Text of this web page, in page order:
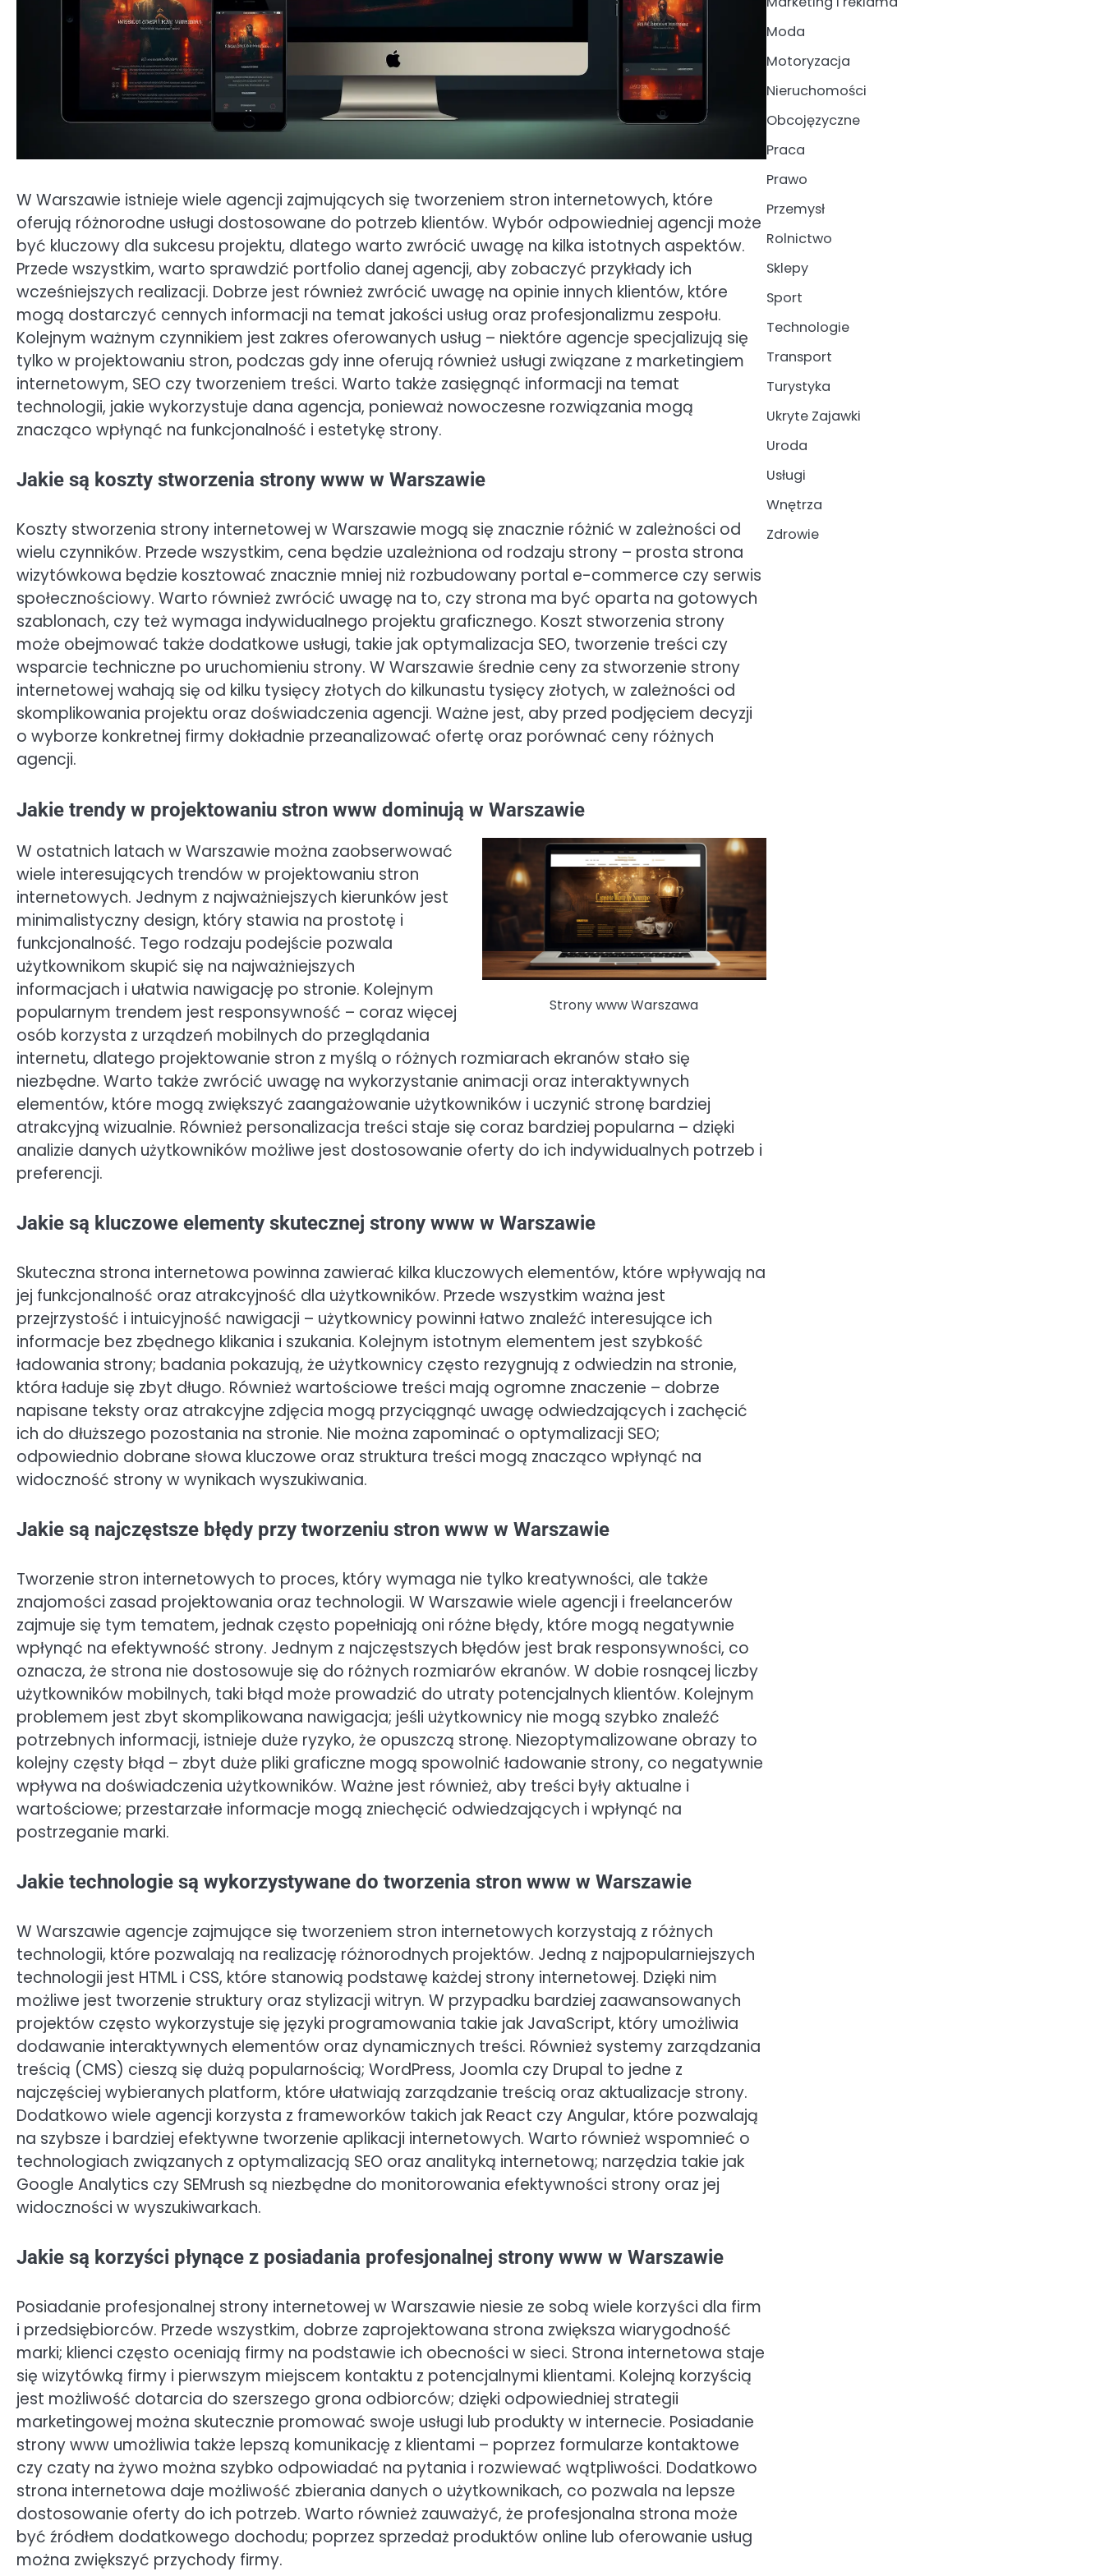
W Warszawie istnieje wiele agencji zajmujących się tworzeniem stron internetowych, które
oferują różnorodne usługi dostosowane do potrzeb klientów. Wybór odpowiedniej agencji może
być kluczowy dla sukcesu projektu, dlatego warto zwrócić uwagę na kilka istotnych aspektów.
Przede wszystkim, warto sprawdzić portfolio danej agencji, aby zobaczyć przykłady ich
wcześniejszych realizacji. Dobrze jest również zwrócić uwagę na opinie innych klientów, które
mogą dostarczyć cennych informacji na temat jakości usług oraz profesjonalizmu zespołu.
Kolejnym ważnym czynnikiem jest zakres oferowanych usług – niektóre agencje specjalizują się
tylko w projektowaniu stron, podczas gdy inne oferują również usługi związane z marketingiem
internetowym, SEO czy tworzeniem treści. Warto także zasięgnąć informacji na temat
technologii, jakie wykorzystuje dana agencja, ponieważ nowoczesne rozwiązania mogą
znacząco wpłynąć na funkcjonalność i estetykę strony.
Jakie są koszty stworzenia strony www w Warszawie
Koszty stworzenia strony internetowej w Warszawie mogą się znacznie różnić w zależności od
wielu czynników. Przede wszystkim, cena będzie uzależniona od rodzaju strony – prosta strona
wizytówkowa będzie kosztować znacznie mniej niż rozbudowany portal e-commerce czy serwis
społecznościowy. Warto również zwrócić uwagę na to, czy strona ma być oparta na gotowych
szablonach, czy też wymaga indywidualnego projektu graficznego. Koszt stworzenia strony
może obejmować także dodatkowe usługi, takie jak optymalizacja SEO, tworzenie treści czy
wsparcie techniczne po uruchomieniu strony. W Warszawie średnie ceny za stworzenie strony
internetowej wahają się od kilku tysięcy złotych do kilkunastu tysięcy złotych, w zależności od
skomplikowania projektu oraz doświadczenia agencji. Ważne jest, aby przed podjęciem decyzji
o wyborze konkretnej firmy dokładnie przeanalizować ofertę oraz porównać ceny różnych
agencji.
Jakie trendy w projektowaniu stron www dominują w Warszawie
Strony www Warszawa
W ostatnich latach w Warszawie można zaobserwować
wiele interesujących trendów w projektowaniu stron
internetowych. Jednym z najważniejszych kierunków jest
minimalistyczny design, który stawia na prostotę i
funkcjonalność. Tego rodzaju podejście pozwala
użytkownikom skupić się na najważniejszych
informacjach i ułatwia nawigację po stronie. Kolejnym
popularnym trendem jest responsywność – coraz więcej
osób korzysta z urządzeń mobilnych do przeglądania
internetu, dlatego projektowanie stron z myślą o różnych rozmiarach ekranów stało się
niezbędne. Warto także zwrócić uwagę na wykorzystanie animacji oraz interaktywnych
elementów, które mogą zwiększyć zaangażowanie użytkowników i uczynić stronę bardziej
atrakcyjną wizualnie. Również personalizacja treści staje się coraz bardziej popularna – dzięki
analizie danych użytkowników możliwe jest dostosowanie oferty do ich indywidualnych potrzeb i
preferencji.
Jakie są kluczowe elementy skutecznej strony www w Warszawie
Skuteczna strona internetowa powinna zawierać kilka kluczowych elementów, które wpływają na
jej funkcjonalność oraz atrakcyjność dla użytkowników. Przede wszystkim ważna jest
przejrzystość i intuicyjność nawigacji – użytkownicy powinni łatwo znaleźć interesujące ich
informacje bez zbędnego klikania i szukania. Kolejnym istotnym elementem jest szybkość
ładowania strony; badania pokazują, że użytkownicy często rezygnują z odwiedzin na stronie,
która ładuje się zbyt długo. Również wartościowe treści mają ogromne znaczenie – dobrze
napisane teksty oraz atrakcyjne zdjęcia mogą przyciągnąć uwagę odwiedzających i zachęcić
ich do dłuższego pozostania na stronie. Nie można zapominać o optymalizacji SEO;
odpowiednio dobrane słowa kluczowe oraz struktura treści mogą znacząco wpłynąć na
widoczność strony w wynikach wyszukiwania.
Jakie są najczęstsze błędy przy tworzeniu stron www w Warszawie
Tworzenie stron internetowych to proces, który wymaga nie tylko kreatywności, ale także
znajomości zasad projektowania oraz technologii. W Warszawie wiele agencji i freelancerów
zajmuje się tym tematem, jednak często popełniają oni różne błędy, które mogą negatywnie
wpłynąć na efektywność strony. Jednym z najczęstszych błędów jest brak responsywności, co
oznacza, że strona nie dostosowuje się do różnych rozmiarów ekranów. W dobie rosnącej liczby
użytkowników mobilnych, taki błąd może prowadzić do utraty potencjalnych klientów. Kolejnym
problemem jest zbyt skomplikowana nawigacja; jeśli użytkownicy nie mogą szybko znaleźć
potrzebnych informacji, istnieje duże ryzyko, że opuszczą stronę. Niezoptymalizowane obrazy to
kolejny częsty błąd – zbyt duże pliki graficzne mogą spowolnić ładowanie strony, co negatywnie
wpływa na doświadczenia użytkowników. Ważne jest również, aby treści były aktualne i
wartościowe; przestarzałe informacje mogą zniechęcić odwiedzających i wpłynąć na
postrzeganie marki.
Jakie technologie są wykorzystywane do tworzenia stron www w Warszawie
W Warszawie agencje zajmujące się tworzeniem stron internetowych korzystają z różnych
technologii, które pozwalają na realizację różnorodnych projektów. Jedną z najpopularniejszych
technologii jest HTML i CSS, które stanowią podstawę każdej strony internetowej. Dzięki nim
możliwe jest tworzenie struktury oraz stylizacji witryn. W przypadku bardziej zaawansowanych
projektów często wykorzystuje się języki programowania takie jak JavaScript, który umożliwia
dodawanie interaktywnych elementów oraz dynamicznych treści. Również systemy zarządzania
treścią (CMS) cieszą się dużą popularnością; WordPress, Joomla czy Drupal to jedne z
najczęściej wybieranych platform, które ułatwiają zarządzanie treścią oraz aktualizacje strony.
Dodatkowo wiele agencji korzysta z frameworków takich jak React czy Angular, które pozwalają
na szybsze i bardziej efektywne tworzenie aplikacji internetowych. Warto również wspomnieć o
technologiach związanych z optymalizacją SEO oraz analityką internetową; narzędzia takie jak
Google Analytics czy SEMrush są niezbędne do monitorowania efektywności strony oraz jej
widoczności w wyszukiwarkach.
Jakie są korzyści płynące z posiadania profesjonalnej strony www w Warszawie
Posiadanie profesjonalnej strony internetowej w Warszawie niesie ze sobą wiele korzyści dla firm
i przedsiębiorców. Przede wszystkim, dobrze zaprojektowana strona zwiększa wiarygodność
marki; klienci często oceniają firmy na podstawie ich obecności w sieci. Strona internetowa staje
się wizytówką firmy i pierwszym miejscem kontaktu z potencjalnymi klientami. Kolejną korzyścią
jest możliwość dotarcia do szerszego grona odbiorców; dzięki odpowiedniej strategii
marketingowej można skutecznie promować swoje usługi lub produkty w internecie. Posiadanie
strony www umożliwia także lepszą komunikację z klientami – poprzez formularze kontaktowe
czy czaty na żywo można szybko odpowiadać na pytania i rozwiewać wątpliwości. Dodatkowo
strona internetowa daje możliwość zbierania danych o użytkownikach, co pozwala na lepsze
dostosowanie oferty do ich potrzeb. Warto również zauważyć, że profesjonalna strona może
być źródłem dodatkowego dochodu; poprzez sprzedaż produktów online lub oferowanie usług
można zwiększyć przychody firmy.
Moda
Motoryzacja
Nieruchomości
Obcojęzyczne
Praca
Prawo
Przemysł
Rolnictwo
Sklepy
Sport
Technologie
Transport
Turystyka
Ukryte Zajawki
Uroda
Usługi
Wnętrza
Zdrowie